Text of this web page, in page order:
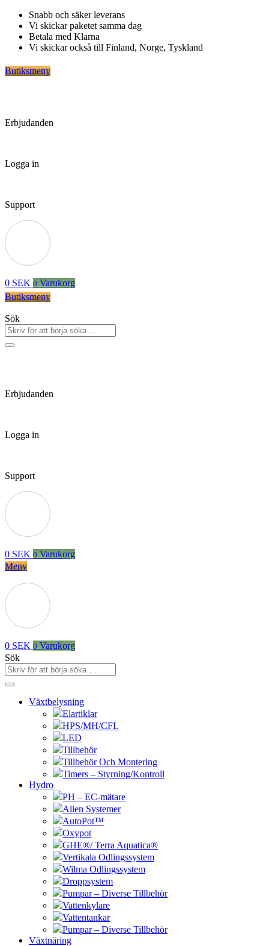
Hoppa
innehåll
Snabb och säker leverans
Vi skickar paketet samma dag
Betala med Klarna
Vi skickar också till Finland, Norge, Tyskland
Butiksmeny
Erbjudanden
Logga in
Support
0 SEK 0 Varukorg
Butiksmeny
Sök
Erbjudanden
Logga in
Support
0 SEK 0 Varukorg
Meny
0 SEK 0 Varukorg
Sök
Växtbelysning
Elartiklar
HPS/MH/CFL
LED
Tillbehör
Tillbehör Och Montering
Timers – Styrning/Kontroll
Hydro
PH – EC-mätare
Alien Systemer
AutoPot™
Oxypot
GHE®/ Terra Aquatica®
Vertikala Odlingssystem
Wilma Odlingssystem
Droppsystem
Pumpar – Diverse Tillbehör
Vattenkylare
Vattentankar
Pumpar – Diverse Tillbehör
Växtnäring